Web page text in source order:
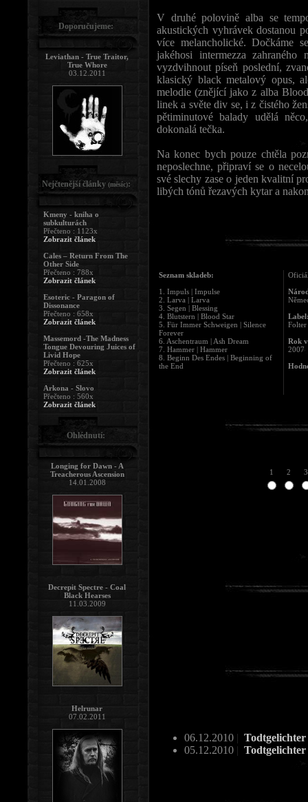
V druhé polovině alba se
akustických vyhrávek dostanou
více melancholické. Dočkáme
jakéhosi intermezza
vyzdvihnout píseň poslední,
klasický black metalový opus,
melodie (znějící jako z alba
linek a světe div se, i z čistého
pětiminutové balady udělá
dokonalá tečka.
Na konec bych pouze chtěla
neposlechne, připraví se o
své slechy zase o jeden kvalitní
libých tónů řezavých kytar a
Seznam skladeb:
1. Impuls | Impulse
2. Larva | Larva
3. Segen | Blessing
4. Blutstern | Blood Star
5. Für Immer Schweigen | Silence
Forever
6. Aschentraum | Ash Dream
7. Hammer | Hammer
8. Beginn Des Endes | Beginning of
the End
Folter
Rok
2007
1 2 3
06.12.2010 | Todtgelichter
05.12.2010 |
Doporučujeme:
Leviathan - True Traitor,
True Whore
03.12.2011
Nejčtenější články (měsíc):
Kmeny - kniha o
subkulturách
Přečteno : 1123x
Zobrazit článek
Cales – Return From The
Other Side
Přečteno : 788x
Zobrazit článek
Esoteric - Paragon of
Dissonance
Přečteno : 658x
Zobrazit článek
Massemord -The Madness
Tongue Devouring Juices of
Livid Hope
Přečteno : 625x
Zobrazit článek
Arkona - Slovo
Přečteno : 560x
Zobrazit článek
Ohlédnutí:
Longing for Dawn - A
Treacherous Ascension
14.01.2008
Decrepit Spectre - Coal
Black Hearses
11.03.2009
Helrunar
07.02.2011